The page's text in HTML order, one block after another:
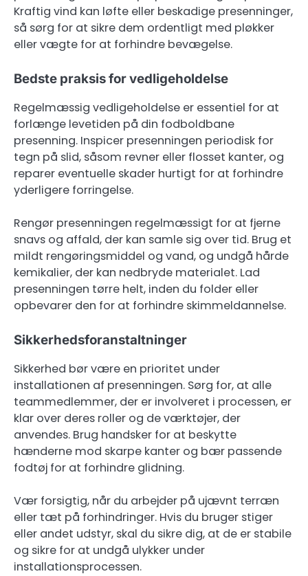
Kraftig vind kan løfte eller beskadige presenninger,
så sørg for at sikre dem ordentligt med pløkker
eller vægte for at forhindre bevægelse.
Bedste praksis for vedligeholdelse
Regelmæssig vedligeholdelse er essentiel for at
forlænge levetiden på din fodboldbane
presenning. Inspicer presenningen periodisk for
tegn på slid, såsom revner eller flosset kanter, og
reparer eventuelle skader hurtigt for at forhindre
yderligere forringelse.
Rengør presenningen regelmæssigt for at fjerne
snavs og affald, der kan samle sig over tid. Brug et
mildt rengøringsmiddel og vand, og undgå hårde
kemikalier, der kan nedbryde materialet. Lad
presenningen tørre helt, inden du folder eller
opbevarer den for at forhindre skimmeldannelse.
Sikkerhedsforanstaltninger
Sikkerhed bør være en prioritet under
installationen af presenningen. Sørg for, at alle
teammedlemmer, der er involveret i processen, er
klar over deres roller og de værktøjer, der
anvendes. Brug handsker for at beskytte
hænderne mod skarpe kanter og bær passende
fodtøj for at forhindre glidning.
Vær forsigtig, når du arbejder på ujævnt terræn
eller tæt på forhindringer. Hvis du bruger stiger
eller andet udstyr, skal du sikre dig, at de er stabile
og sikre for at undgå ulykker under
installationsprocessen.